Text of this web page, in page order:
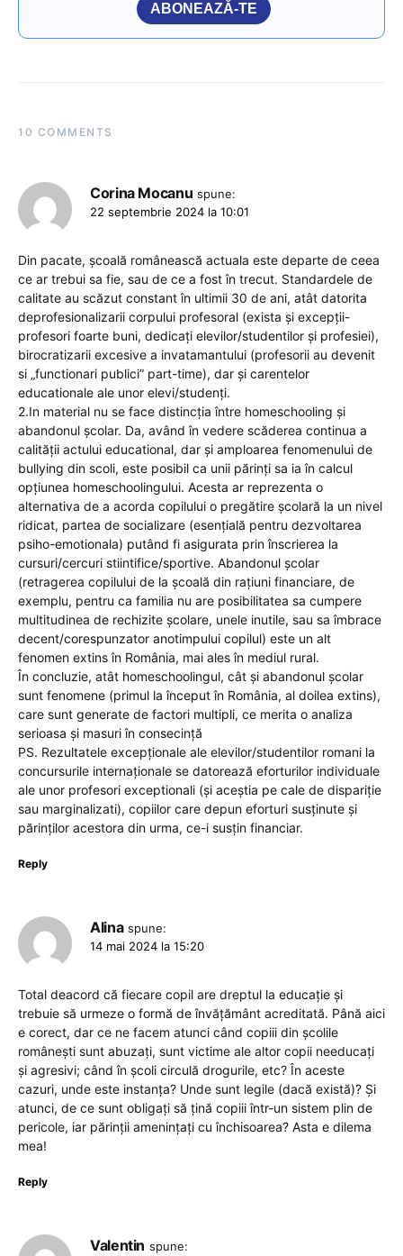
ABONEAZĂ-TE
10 COMMENTS
Corina Mocanu spune:
22 septembrie 2024 la 10:01
Din pacate, școală românească actuala este departe de ceea
ce ar trebui sa fie, sau de ce a fost în trecut. Standardele de
calitate au scăzut constant în ultimii 30 de ani, atât datorita
deprofesionalizarii corpului profesoral (exista și excepții-
profesori foarte buni, dedicați elevilor/studentilor și profesiei),
birocratizarii excesive a invatamantului (profesorii au devenit
si „functionari publici” part-time), dar și carentelor
educationale ale unor elevi/studenți.
2.In material nu se face distincția între homeschooling și
abandonul școlar. Da, având în vedere scăderea continua a
calității actului educational, dar și amploarea fenomenului de
bullying din scoli, este posibil ca unii părinți sa ia în calcul
opțiunea homeschoolingului. Acesta ar reprezenta o
alternativa de a acorda copilului o pregătire școlară la un nivel
ridicat, partea de socializare (esențială pentru dezvoltarea
psiho-emotionala) putând fi asigurata prin înscrierea la
cursuri/cercuri stiintifice/sportive. Abandonul școlar
(retragerea copilului de la școală din rațiuni financiare, de
exemplu, pentru ca familia nu are posibilitatea sa cumpere
multitudinea de rechizite școlare, unele inutile, sau sa îmbrace
decent/corespunzator anotimpului copilul) este un alt
fenomen extins în România, mai ales în mediul rural.
În concluzie, atât homeschoolingul, cât și abandonul școlar
sunt fenomene (primul la început în România, al doilea extins),
care sunt generate de factori multipli, ce merita o analiza
serioasa și masuri în consecință
PS. Rezultatele excepționale ale elevilor/studentilor romani la
concursurile internaționale se datorează eforturilor individuale
ale unor profesori exceptionali (și aceștia pe cale de dispariție
sau marginalizati), copiilor care depun eforturi susținute și
părinților acestora din urma, ce-i susțin financiar.
Reply
Alina spune:
14 mai 2024 la 15:20
Total deacord că fiecare copil are dreptul la educație și
trebuie să urmeze o formă de învățământ acreditată. Până aici
e corect, dar ce ne facem atunci când copiii din școlile
românești sunt abuzați, sunt victime ale altor copii needucați
și agresivi; când în școli circulă drogurile, etc? În aceste
cazuri, unde este instanța? Unde sunt legile (dacă există)? Și
atunci, de ce sunt obligați să țină copiii într-un sistem plin de
pericole, iar părinții amenințați cu închisoarea? Asta e dilema
mea!
Reply
Valentin spune: